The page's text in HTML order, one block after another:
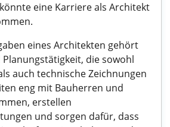
eine Karriere als Architekt
eines Architekten gehört
die sowohl
auch technische Zeichnungen
eng mit Bauherren und
erstellen
und sorgen dafür, dass